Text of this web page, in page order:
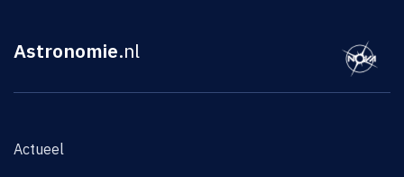
Astronomie.nl
Actueel